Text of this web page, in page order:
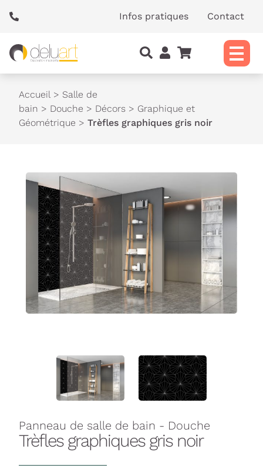
Infos pratiques Contact
Accueil > Salle de
bain > Douche > Décors > Graphique et
Géométrique > Trèfles graphiques gris noir
Panneau de salle de bain - Douche
Trèfles graphiques gris noir